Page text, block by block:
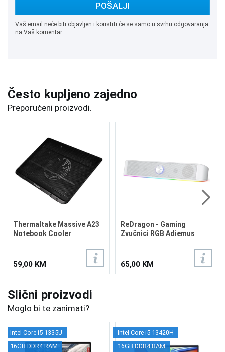
POŠALJI
Vaš email neće biti objavljen i koristiti će se samo u svrhu odgovaranja
na Vaš komentar
Često kupljeno zajedno
Preporučeni proizvodi.
Thermaltake Massive A23
Notebook Cooler
59,00 KM
ReDragon - Gaming
Zvučnici RGB Adiemus
GS560 White
65,00 KM
Slični proizvodi
Moglo bi te zanimati?
Intel Core i5-1335U
16GB DDR4 RAM
Intel Core i5 13420H
16GB DDR4 RAM